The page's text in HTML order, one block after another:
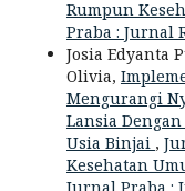
Rumpun
Praba : Jurnal
Josia Edyanta
Olivia,
Mengurangi
Lansia
Usia Binjai ,
Kesehatan